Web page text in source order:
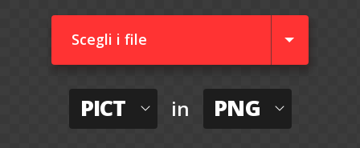
Scegli i file
PICT in PNG